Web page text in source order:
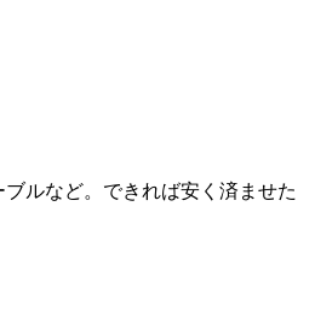
ルなど。できれば安く済ませた